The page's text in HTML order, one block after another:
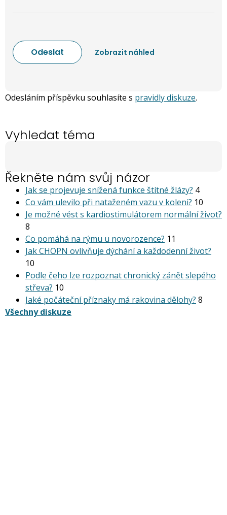
Odesláním příspěvku souhlasíte s pravidly diskuze.
Vyhledat téma
Řekněte nám svůj názor
Jak se projevuje snížená funkce štítné žlázy? 4
Co vám ulevilo při nataženém vazu v koleni? 10
Je možné vést s kardiostimu­látorem normální život?
8
Co pomáhá na rýmu u novorozence? 11
Jak CHOPN ovlivňuje dýchání a každodenní život?
10
Podle čeho lze rozpoznat chronický zánět slepého
střeva? 10
Jaké počáteční příznaky má rakovina dělohy? 8
Všechny diskuze